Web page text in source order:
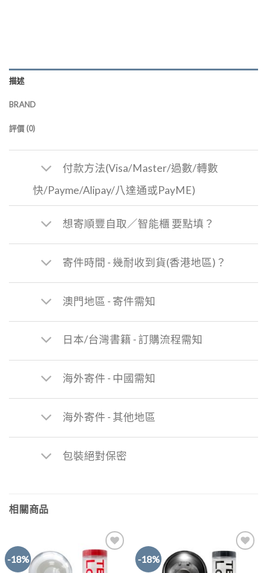
描述
BRAND
評價 (0)
付款方法(Visa/Master/過數/轉數
快/Payme/Alipay/八達通或PayME)
想寄順豐自取／智能櫃 要點填？
寄件時間 - 幾耐收到貨(香港地區)？
澳門地區 - 寄件需知
日本/台灣書籍 - 訂購流程需知
海外寄件 - 中國需知
海外寄件 - 其他地區
包裝絕對保密
相關商品
-18% -18%